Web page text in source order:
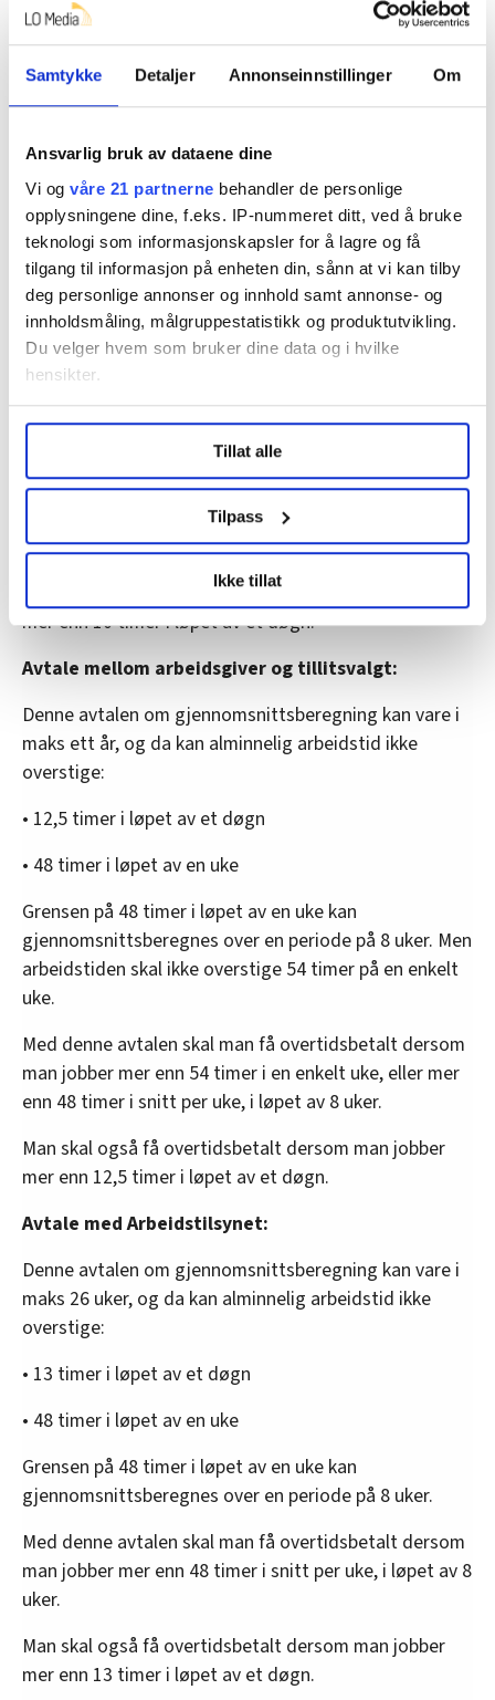
Samtykke Detaljer Annonseinnstillinger Om
Ansvarlig bruk av dataene dine
Vi og våre 21 partnerne behandler de personlige
opplysningene dine, f.eks. IP-nummeret ditt, ved å bruke
teknologi som informasjonskapsler for å lagre og få
tilgang til informasjon på enheten din, sånn at vi kan tilby
deg personlige annonser og innhold samt annonse- og
innholdsmåling, målgruppestatistikk og produktutvikling.
Du velger hvem som bruker dine data og i hvilke
hensikter.
Undermer infokan du lese om hvordan dine personlige
data behandles og hvordan du kan velge hvordan de skal
brukes. Du kan hele tiden endre eller trekke tilbake ditt
samtykke fra erklæringen om informasjonskapsler.
LO Medias publikasjoner frifagbevegelse.no, hk-nytt.no
og fontene.no bruker informasjonskapsler (cookies) for å
lære hvordan våre nettsider blir brukt slik at vi tilby
statistikk.
nettstedet med LO Medias egne samarbeidspartnere
innenfor analyse og annonsering. Disse er angitt i
oversikten lengre ned på denne siden.
Tillat alle
Tilpass
Ikke tillat
Ifølge Arbeidsmiljøloven kan man ha tre ulike typer
avtaler om gjennomsnittsberegning:
Avtale med arbeidsgiver:
Denne avtalen om gjennomsnittsberegning kan vare i
maks ett år, og da kan alminnelig arbeidstid ikke
overstige:
• 10 timer i løpet av et døgn
• 48 timer i løpet av en uke
Grensen på 48 timer i løpet av en uke kan
gjennomsnittsberegnes over en periode på 8 uker. Men
arbeidstiden skal ikke overstige 50 timer på en enkelt
Med denne avtalen skal man få overtidsbetalt dersom
man jobber mer enn 50 timer i en enkelt uke og mer
enn 48 timer i snitt per uke, i løpet av 8 uker.
Man skal også få overtidsbetalt dersom man jobber
mer enn 10 timer i løpet av et døgn.
Avtale mellom arbeidsgiver og tillitsvalgt:
Denne avtalen om gjennomsnittsberegning kan vare i
maks ett år, og da kan alminnelig arbeidstid ikke
overstige:
• 12,5 timer i løpet av et døgn
• 48 timer i løpet av en uke
Grensen på 48 timer i løpet av en uke kan
gjennomsnittsberegnes over en periode på 8 uker. Men
arbeidstiden skal ikke overstige 54 timer på en enkelt
uke.
Med denne avtalen skal man få overtidsbetalt dersom
man jobber mer enn 54 timer i en enkelt uke, eller mer
enn 48 timer i snitt per uke, i løpet av 8 uker.
Man skal også få overtidsbetalt dersom man jobber
mer enn 12,5 timer i løpet av et døgn.
Avtale med Arbeidstilsynet:
Denne avtalen om gjennomsnittsberegning kan vare i
maks 26 uker, og da kan alminnelig arbeidstid ikke
overstige:
• 13 timer i løpet av et døgn
• 48 timer i løpet av en uke
Grensen på 48 timer i løpet av en uke kan
gjennomsnittsberegnes over en periode på 8 uker.
Med denne avtalen skal man få overtidsbetalt dersom
man jobber mer enn 48 timer i snitt per uke, i løpet av 8
uker.
Man skal også få overtidsbetalt dersom man jobber
mer enn 13 timer i løpet av et døgn.